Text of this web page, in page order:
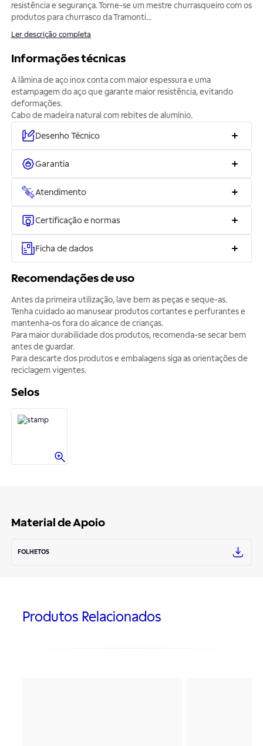
resistência e segurança. Torne-se um mestre churrasqueiro com os
produtos para churrasco da Tramonti...
Ler descrição completa
Informações técnicas
A lâmina de aço inox conta com maior espessura e uma
estampagem do aço que garante maior resistência, evitando
deformações.
Cabo de madeira natural com rebites de alumínio.
Desenho Técnico
Garantia
Atendimento
Certificação e normas
Ficha de dados
Recomendações de uso
Antes da primeira utilização, lave bem as peças e seque-as.
Tenha cuidado ao manusear produtos cortantes e perfurantes e
mantenha-os fora do alcance de crianças.
Para maior durabilidade dos produtos, recomenda-se secar bem
antes de guardar.
Para descarte dos produtos e embalagens siga as orientações de
reciclagem vigentes.
Selos
Material de Apoio
FOLHETOS
Produtos Relacionados